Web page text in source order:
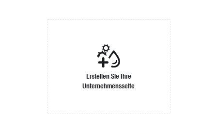
Erstellen Sie Ihre
Unternehmensseite